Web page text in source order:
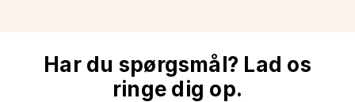
Har du spørgsmål? Lad os
ringe dig op.